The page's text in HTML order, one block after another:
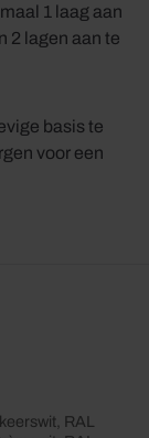
1 laag aan
2 lagen aan te
basis te
voor een
RAL